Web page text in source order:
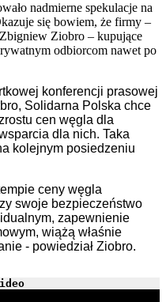
nadmierne spekulacje na
się bowiem, że firmy –
Ziobro – kupujące
odbiorcom nawet po
konferencji prasowej
Solidarna Polska chce
cen węgla dla
dla nich. Taka
kolejnym posiedzeniu
ceny węgla
swoje bezpieczeństwo
zapewnienie
wiążą właśnie
- powiedział Ziobro.